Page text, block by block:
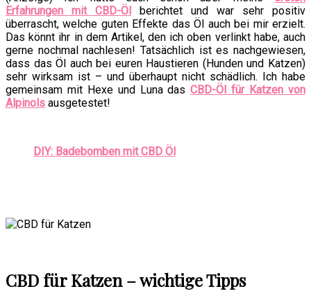
Erfahrungen mit CBD-Öl berichtet und war sehr positiv
überrascht, welche guten Effekte das Öl auch bei mir erzielt.
Das könnt ihr in dem Artikel, den ich oben verlinkt habe, auch
gerne nochmal nachlesen! Tatsächlich ist es nachgewiesen,
dass das Öl auch bei euren Haustieren (Hunden und Katzen)
sehr wirksam ist – und überhaupt nicht schädlich. Ich habe
gemeinsam mit Hexe und Luna dasCBD-Öl für Katzen von
Alpinols ausgetestet!
DIY: Badebomben mit CBD Öl
CBD für Katzen – wichtige Tipps